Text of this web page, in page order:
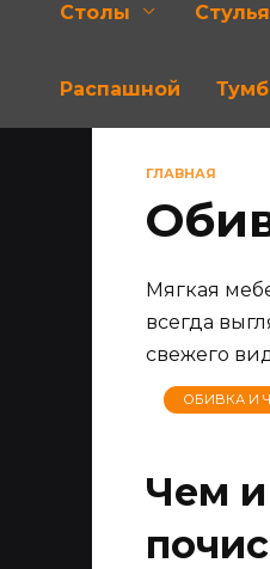
Столы Стулья
Распашной
ГЛАВНАЯ
Мягкая
всегда
свежего
ОБИВКА И
Чем